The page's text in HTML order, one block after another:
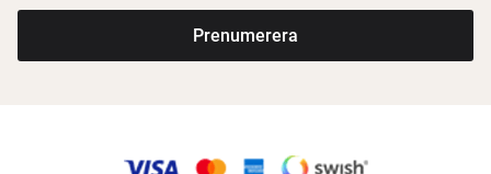
Prenumerera